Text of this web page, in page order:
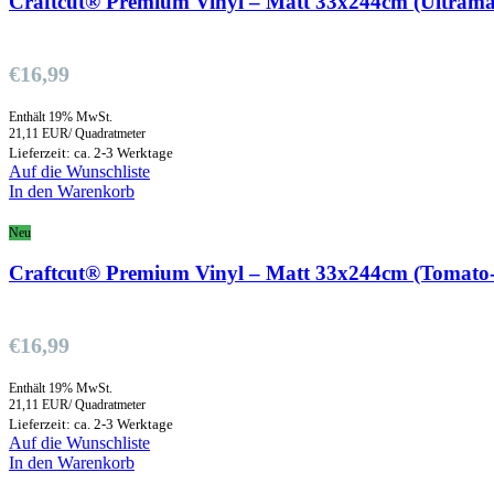
€16,99
Enthält 19% MwSt.
21,11 EUR/ Quadratmeter
Lieferzeit: ca. 2-3 Werktage
Auf die Wunschliste
In den Warenkorb
Neu
Craftcut® Premium Vinyl – Matt 33x244cm
€16,99
Enthält 19% MwSt.
21,11 EUR/ Quadratmeter
Lieferzeit: ca. 2-3 Werktage
Auf die Wunschliste
In den Warenkorb